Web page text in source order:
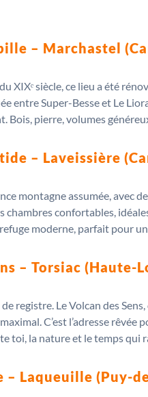
– Marchastel
XIXᵉ siècle, ce lieu a été
entre Super-Besse et Le
Bois, pierre, volumes
– Laveissière
montagne assumée, avec
chambres confortables,
moderne, parfait pour un
– Torsiac (Haute-
registre. Le Volcan des Sens,
C’est l’adresse
toi, la nature et le temps qui
– Laqueuille (Puy-